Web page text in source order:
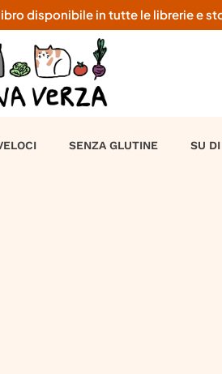
libro disponibile in tutte le librerie e
SENZA GLUTINE SU